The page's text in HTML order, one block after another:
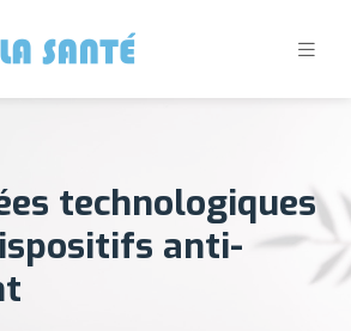
technologiques
anti-